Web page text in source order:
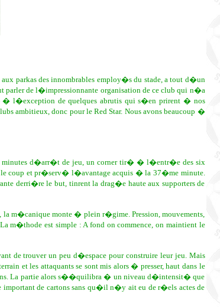
parkas des innombrables employ�s du stade, a tout d�un
de l�impressionnante organisation de ce club qui n�a
- � l�exception de quelques abrutis qui s�en prirent � nos
ambitieux, donc pour le Red Star. Nous avons beaucoup �
minutes d�arr�t de jeu, un corner tir� � l�entr�e des six
le coup et pr�serv� l�avantage acquis � la 37�me minute.
derri�re le but, tinrent la drag�e haute aux supporters de
m�canique monte � plein r�gime. Pression, mouvements,
m�thode est simple : A fond on commence, on maintient le
de trouver un peu d�espace pour construire leur jeu. Mais
et les attaquants se sont mis alors � presser, haut dans le
La partie alors s��quilibra � un niveau d�intensit� que
important de cartons sans qu�il n�y ait eu de r�els actes de